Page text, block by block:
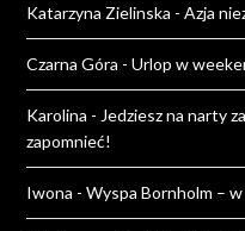
Katarzyna Zielinska -Azja
Czarna Góra -Urlop w
Karolina - Jedziesz na narty
zapomnieć!
Iwona -Wyspa Bornholm –